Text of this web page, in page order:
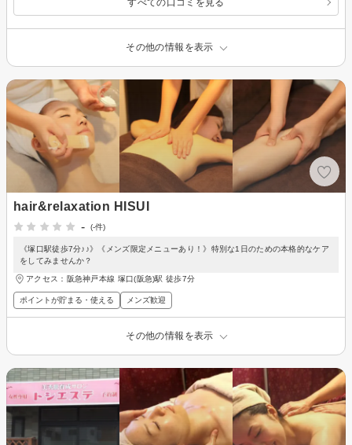
その他の情報を表示
hair&relaxation HISUI
-
(-件)
《塚口駅徒歩7分♪♪》《メンズ限定メニューあり！》特別な1日のための本格的なケア
をしてみませんか？
アクセス：阪急神戸本線 塚口(阪急)駅 徒歩7分
ポイントが貯まる・使える メンズ歓迎
その他の情報を表示